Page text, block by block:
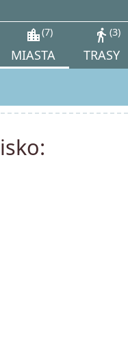
location_city 7
MIASTA
directions_walk 3
TRASY